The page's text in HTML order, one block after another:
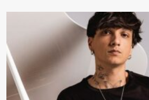
Sanremo-
(Woche